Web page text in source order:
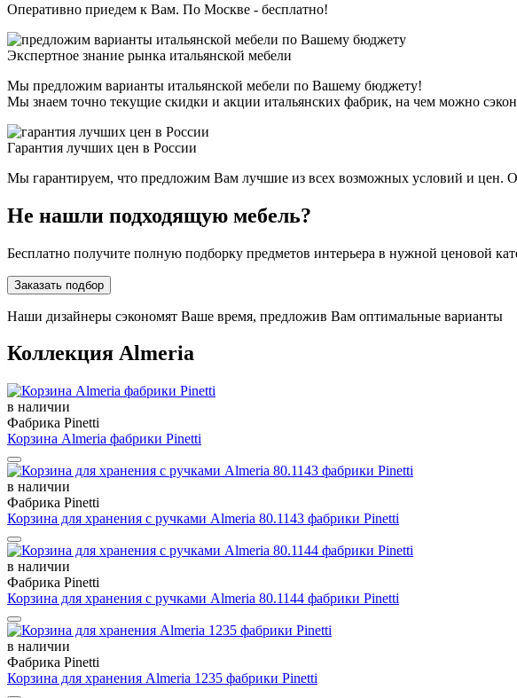
Оперативно приедем к Вам. По Москве - бесплатно!
Экспертное знание рынка итальянской мебели
Мы предложим варианты итальянской мебели по Вашему бюджету!
Мы знаем точно текущие скидки и акции итальянских фабрик, на чем можно
Гарантия лучших цен в России
Мы гарантируем, что предложим Вам лучшие из всех возможных условий и цен.
Не нашли подходящую мебель?
Бесплатно получите полную подборку предметов интерьера в нужной ценовой
Заказать подбор
Наши дизайнеры сэкономят Ваше время, предложив Вам оптимальные варианты
Коллекция Almeria
в наличии
Фабрика Pinetti
Корзина Almeria фабрики Pinetti
в наличии
Фабрика Pinetti
Корзина для хранения с ручками Almeria 80.1143 фабрики Pinetti
в наличии
Фабрика Pinetti
Корзина для хранения с ручками Almeria 80.1144 фабрики Pinetti
в наличии
Фабрика Pinetti
Корзина для хранения Almeria 1235 фабрики Pinetti